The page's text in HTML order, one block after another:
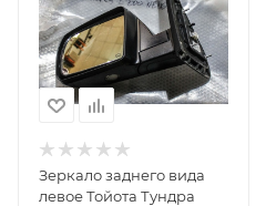
Зеркало заднего вида
левое Тойота Тундра